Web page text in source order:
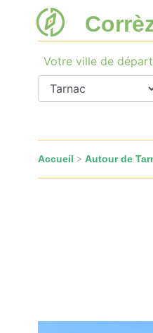
Votre ville de départ
Accueil > Autour de